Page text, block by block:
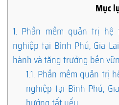
Mục
1. Phần mềm quản trị hệ
nghiệp tại Bình Phú, Gia
hành và tăng trưởng bền
1.1. Phần mềm quản trị
nghiệp tại Bình Phú,